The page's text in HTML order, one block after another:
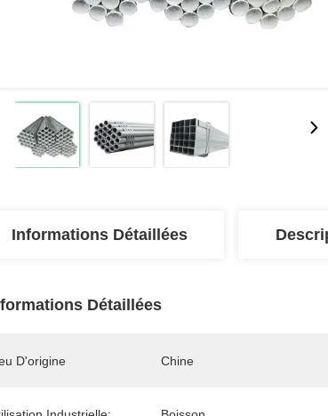
Informations Détaillées
Détaillées
D'origine Chine